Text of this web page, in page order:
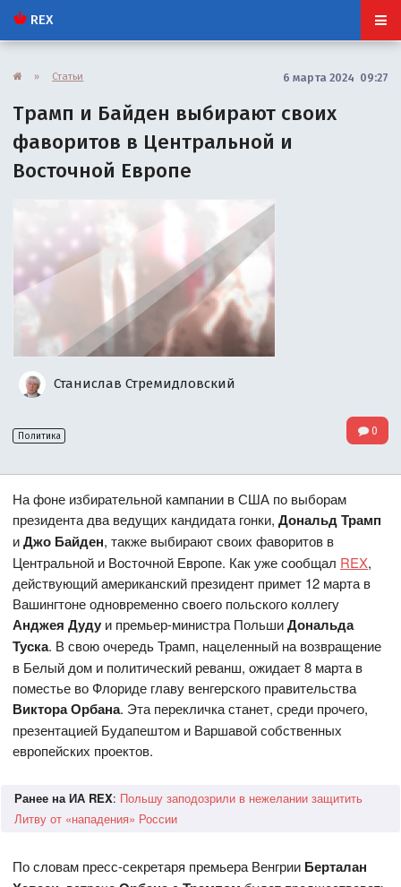
REX
» Статьи 6 марта 2024 09:27
Трамп и Байден выбирают своих
фаворитов в Центральной и
Восточной Европе
Станислав Стремидловский
Политика 0
На фоне избирательной кампании в США по выборам
президента два ведущих кандидата гонки,Дональд Трамп
иДжо Байден, также выбирают своих фаворитов в
Центральной и Восточной Европе. Как уже сообщал REX,
действующий американский президент примет 12 марта в
Вашингтоне одновременно своего польского коллегу
Анджея Дуду и премьер-министра ПольшиДональда
Туска. В свою очередь Трамп, нацеленный на возвращение
в Белый дом и политический реванш, ожидает 8 марта в
поместье во Флориде главу венгерского правительства
Виктора Орбана. Эта перекличка станет, среди прочего,
презентацией Будапештом и Варшавой собственных
европейских проектов.
Ранее на ИА REX: Польшу заподозрили в нежелании защитить
Литву от «нападения» России
По словам пресс-секретаря премьера Венгрии Берталан